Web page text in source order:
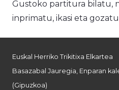
Gustoko partitura bilatu,
inprimatu, ikasi eta
Euskal Herriko Trikitixa Elkartea
Basazabal Jauregia, Enparan
(Gipuzkoa)